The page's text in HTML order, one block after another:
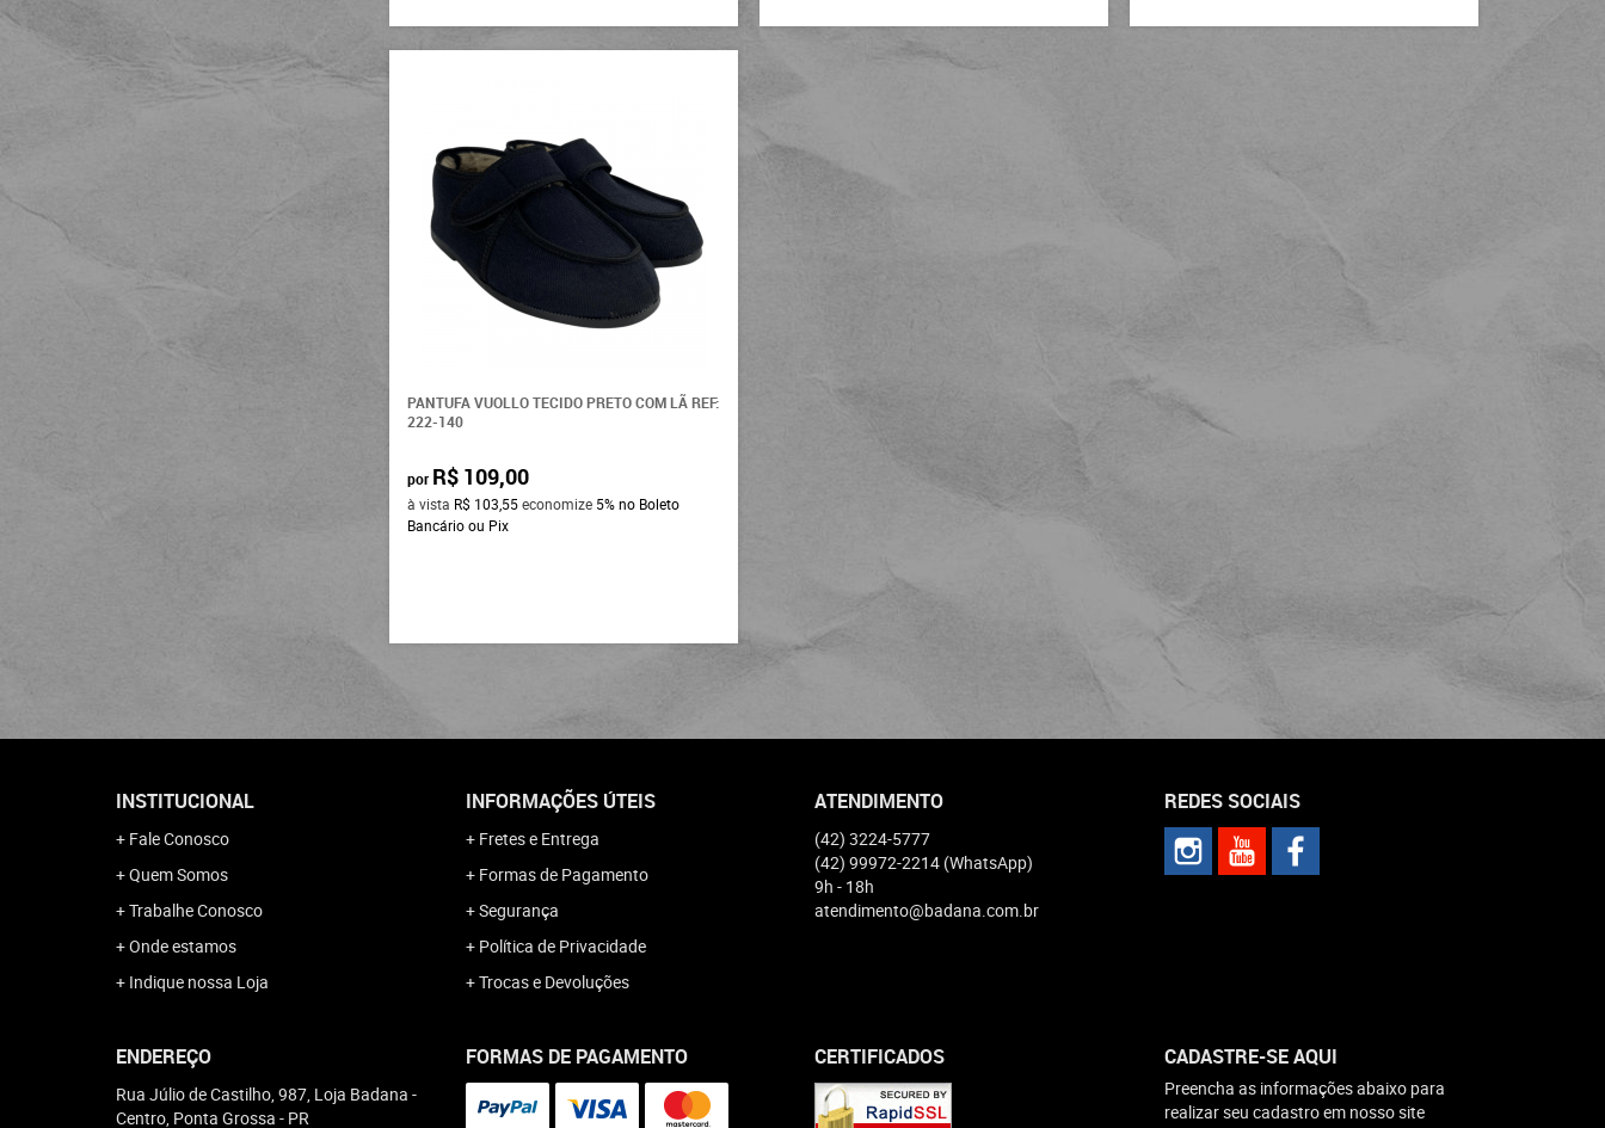
PANTUFA VUOLLO TECIDO PRETO COM LÃ REF:
222-140
por R$ 109,00
à vista R$ 103,55economize 5% no Boleto
Bancário ou Pix
INSTITUCIONAL
Fale Conosco
Quem Somos
Trabalhe Conosco
Onde estamos
Indique nossa Loja
INFORMAÇÕES ÚTEIS
Fretes e Entrega
Formas de Pagamento
Segurança
Política de Privacidade
Trocas e Devoluções
ATENDIMENTO
(42) 3224-5777
(42) 99972-2214 (WhatsApp)
9h - 18h
atendimento@badana.com.br
REDES SOCIAIS
ENDEREÇO
Rua Júlio de Castilho, 987, Loja Badana -
Centro, Ponta Grossa - PR
FORMAS DE PAGAMENTO CERTIFICADOS CADASTRE-SE AQUI
Preencha as informações abaixo para
realizar seu cadastro em nosso site